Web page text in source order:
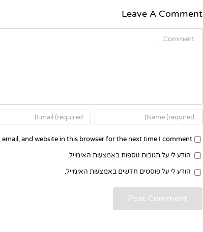
Leave A Comment
email, and website in this browser for the next time I comment.
הודע לי על תגובות נוספות באמצעות האימייל.
הודע לי על פוסטים חדשים באמצעות האימייל.